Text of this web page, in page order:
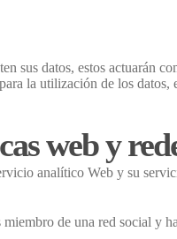
sus datos, estos actuarán
la utilización de los
web y
analítico Web y su
de una red social y